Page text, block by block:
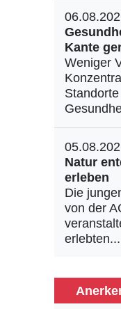
Kante
Weniger
Natur
erleben
Die
von der
erlebten...